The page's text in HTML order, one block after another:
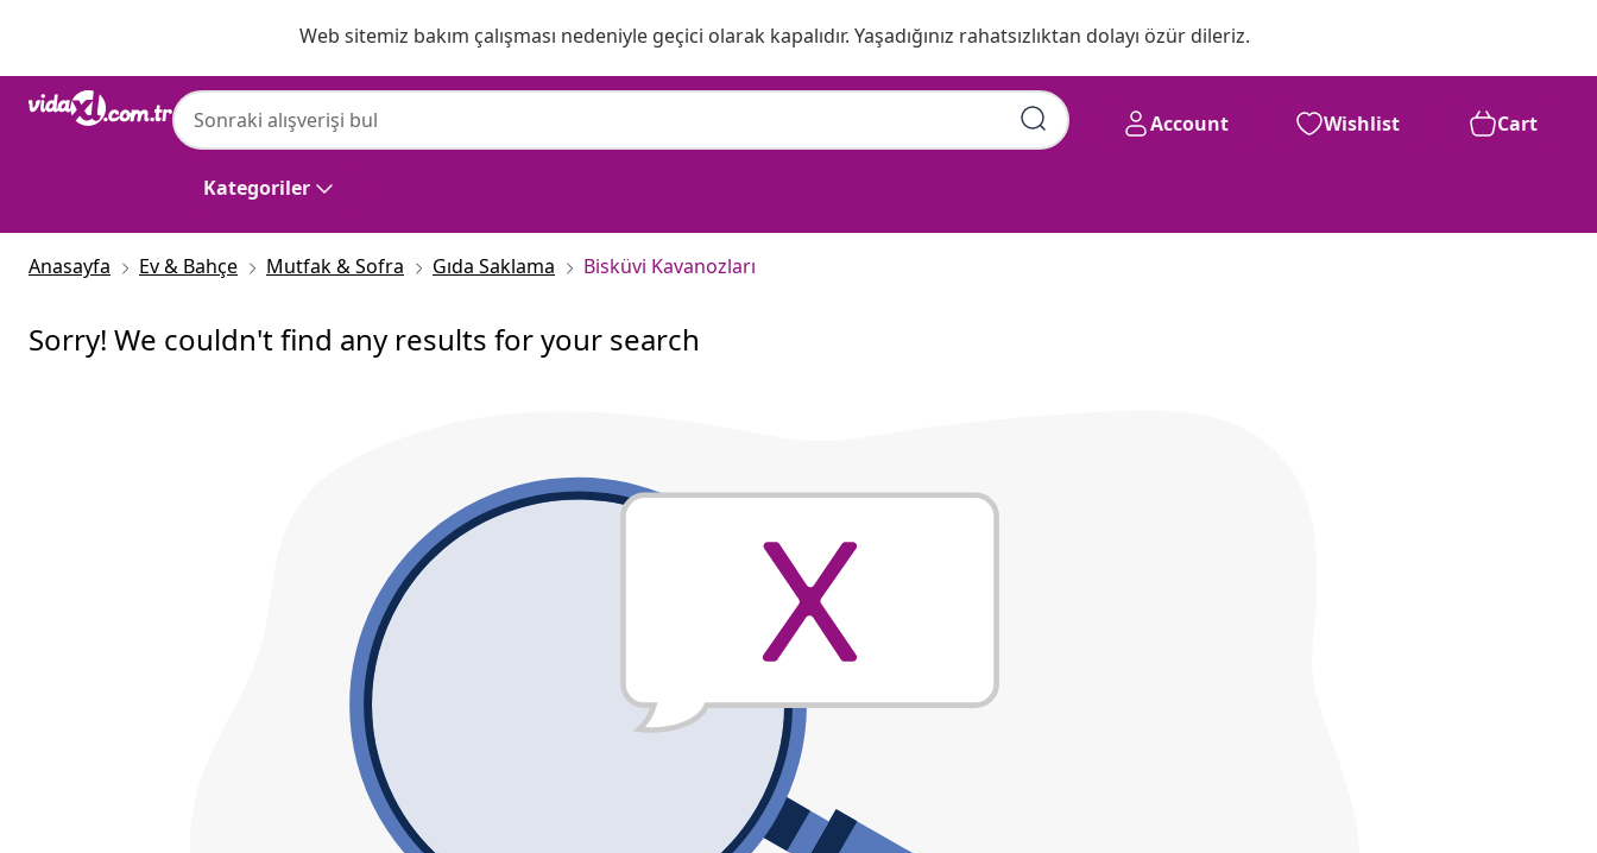
Web sitemiz bakım çalışması nedeniyle geçici olarak kapalıdır. Yaşadığınız rahatsızlıktan dolayı özür dileriz.
Kategoriler
Account Wishlist Cart
Anasayfa Ev & Bahçe Mutfak & Sofra Gıda Saklama Bisküvi Kavanozları
Sorry! We couldn't find any results for your search